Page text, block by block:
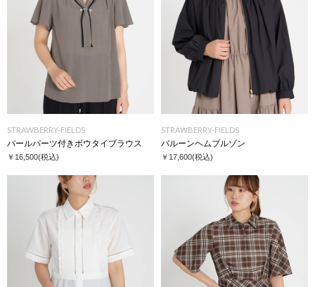
STRAWBERRY-FIELDS
パールパーツ付きボウタイブラウス
￥16,500(税込)
STRAWBERRY-FIELDS
バルーンヘムブルゾン
￥17,600(税込)